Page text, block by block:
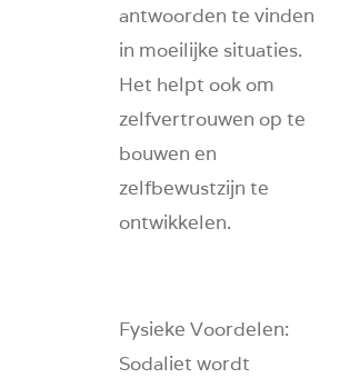
antwoorden te vinden
in moeilijke situaties.
Het helpt ook om
zelfvertrouwen op te
bouwen en
zelfbewustzijn te
ontwikkelen.
Fysieke Voordelen:
Sodaliet wordt